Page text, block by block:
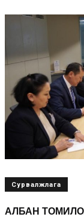
Сурвалжлага
АЛБАН